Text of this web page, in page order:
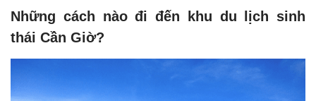
Những cách nào đi đến khu du lịch sinh
thái Cần Giờ?